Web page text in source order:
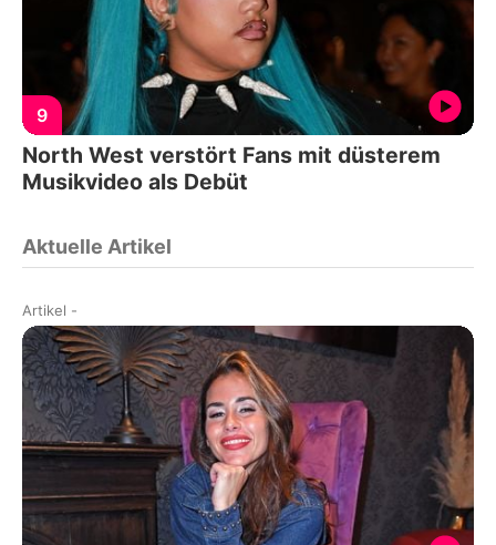
9
North West verstört Fans mit düsterem
Musikvideo als Debüt
Aktuelle Artikel
Artikel -